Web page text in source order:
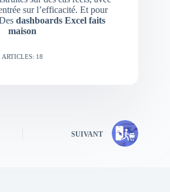
sur l’efficacité. Et pour
dashboards Excel faits
maison
ARTICLES: 18
SUIVANT